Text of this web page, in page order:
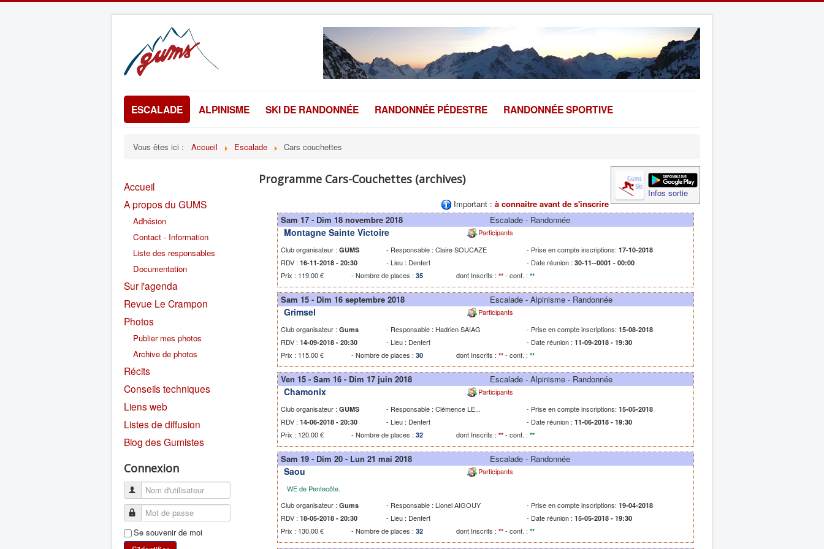
ESCALADE ALPINISME SKI DE RANDONNÉE RANDONNÉE PÉDESTRE RANDONNÉE SPORTIVE
Vous êtes ici : Accueil Escalade Cars couchettes
Accueil
A propos du GUMS
Adhésion
Contact - Information
Liste des responsables
Documentation
Sur l'agenda
Revue Le Crampon
Photos
Publier mes photos
Archive de photos
Récits
Conseils techniques
Liens web
Listes de diffusion
Blog des Gumistes
Connexion
Se souvenir de moi
Programme Cars-Couchettes (archives)
Infos sortie
Important : à connaître avant de s'inscrire
Sam 17 - Dim 18 novembre 2018
Escalade - Randonnée
Montagne Sainte Victoire
Participants
Club organisateur : GUMS - Responsable : Claire SOUCAZE - Prise en compte inscriptions: 17-10-2018
RDV : 16-11-2018 - 20:30 - Lieu : Denfert - Date réunion : 30-11--0001 - 00:00
Prix : 119.00 € - Nombre de places : 35 dont Inscrits :** - conf. : **
Sam 15 - Dim 16 septembre 2018 Escalade - Alpinisme - Randonnée
Grimsel
Participants
Club organisateur : Gums - Responsable : Hadrien SAIAG - Prise en compte inscriptions: 15-08-2018
RDV : 14-09-2018 - 20:30 - Lieu : Denfert - Date réunion : 11-09-2018 - 19:30
Prix : 115.00 € - Nombre de places : 30 dont Inscrits :** - conf. : **
Ven 15 - Sam 16 - Dim 17 juin 2018 Escalade - Alpinisme - Randonnée
Chamonix
Participants
Club organisateur : GUMS - Responsable : Clémence LE... - Prise en compte inscriptions: 15-05-2018
RDV : 14-06-2018 - 20:30 - Lieu : Denfert - Date réunion : 11-06-2018 - 19:30
Prix : 120.00 € - Nombre de places : 32 dont Inscrits :** - conf. : **
Sam 19 - Dim 20 - Lun 21 mai 2018 Escalade - Randonnée
Saou
Participants
WE de Pentecôte.
Club organisateur : Gums - Responsable : Lionel AIGOUY - Prise en compte inscriptions: 19-04-2018
RDV : 18-05-2018 - 20:30 - Lieu : Denfert - Date réunion : 15-05-2018 - 19:30
Prix : 130.00 € - Nombre de places : 32 dont Inscrits :** - conf. : **